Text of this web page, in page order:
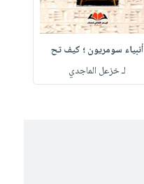
أنبياء سومريون ؛ كيف تح
لـ خزعل الماجدي